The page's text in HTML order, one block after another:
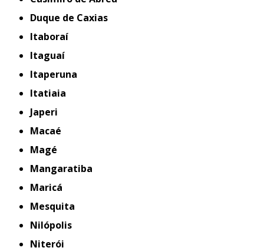
Duque de Caxias
Itaboraí
Itaguaí
Itaperuna
Itatiaia
Japeri
Macaé
Magé
Mangaratiba
Maricá
Mesquita
Nilópolis
Niterói